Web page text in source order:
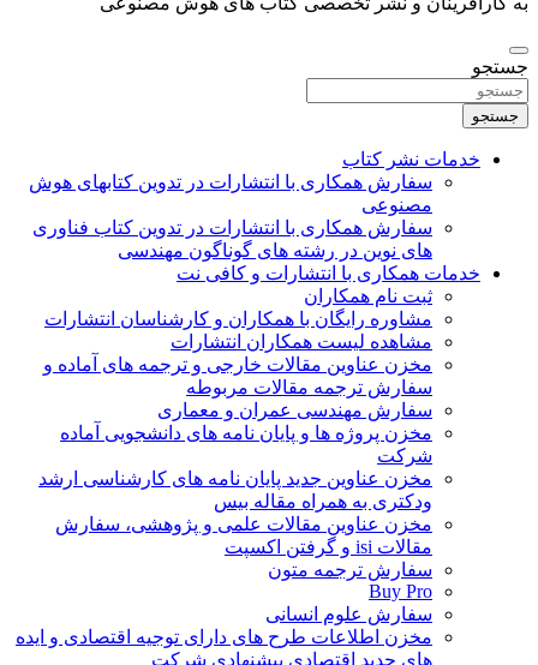
جستجو
جستجو
خدمات نشر کتاب
سفارش همکاری با انتشارات در تدوین کتابهای هوش
مصنوعی
سفارش همکاری با انتشارات در تدوین کتاب فناوری
های نوین در رشته های گوناگون مهندسی
خدمات همکاری با انتشارات و کافی نت
ثبت نام همکاران
مشاوره رایگان با همکاران و کارشناسان انتشارات
مشاهده لیست همکاران انتشارات
مخزن عناوین مقالات خارجی و ترجمه های آماده و
سفارش ترجمه مقالات مربوطه
سفارش مهندسی عمران و معماری
مخزن پروژه ها و پایان نامه های دانشجویی آماده
شرکت
مخزن عناوین جدید پایان نامه های کارشناسی ارشد
ودکتری به همراه مقاله بیس
مخزن عناوین مقالات علمی و پژوهشی، سفارش
مقالات isi و گرفتن اکسپت
سفارش ترجمه متون
Buy Pro
سفارش علوم انسانی
مخزن اطلاعات طرح های دارای توجیه اقتصادی و ایده
های جدید اقتصادی پیشنهادی شرکت